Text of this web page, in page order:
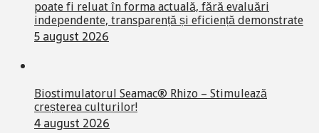
poate fi reluat în forma actuală, fără evaluări
independente, transparență și eficiență demonstrate
5 august 2026
Biostimulatorul Seamac® Rhizo – Stimulează
creșterea culturilor!
4 august 2026